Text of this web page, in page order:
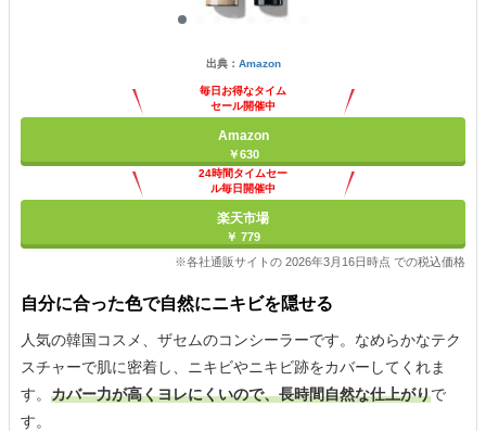
出典： Amazon
毎日お得なタイム
セール開催中
Amazon
￥630
24時間タイムセー
ル毎日開催中
楽天市場
￥ 779
※各社通販サイトの 2026年3月16日時点 での税込価格
自分に合った色で自然にニキビを隠せる
人気の韓国コスメ、ザセムのコンシーラーです。なめらかなテク
スチャーで肌に密着し、ニキビやニキビ跡をカバーしてくれま
す。 カバー力が高くヨレにくいので、長時間自然な仕上がりで
す。